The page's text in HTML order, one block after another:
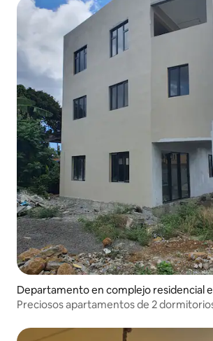
Departamento en complejo residencial
nix
Preciosos apartamentos de 2